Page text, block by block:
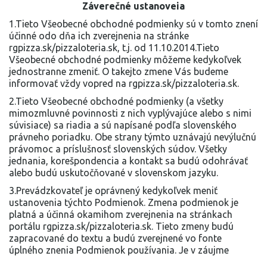
Záverečné ustanoveia
1.Tieto Všeobecné obchodné podmienky sú v tomto znení
účinné odo dňa ich zverejnenia na stránke
rgpizza.sk/pizzaloteria.sk, t.j. od 11.10.2014.Tieto
Všeobecné obchodné podmienky môžeme kedykoľvek
jednostranne zmeniť. O takejto zmene Vás budeme
informovať vždy vopred na rgpizza.sk/pizzaloteria.sk.
2.Tieto Všeobecné obchodné podmienky (a všetky
mimozmluvné povinnosti z nich vyplývajúce alebo s nimi
súvisiace) sa riadia a sú napísané podľa slovenského
právneho poriadku. Obe strany týmto uznávajú nevýlučnú
právomoc a príslušnosť slovenských súdov. Všetky
jednania, korešpondencia a kontakt sa budú odohrávať
alebo budú uskutočňované v slovenskom jazyku.
3.Prevádzkovateľ je oprávnený kedykoľvek meniť
ustanovenia týchto Podmienok. Zmena podmienok je
platná a účinná okamihom zverejnenia na stránkach
portálu rgpizza.sk/pizzaloteria.sk. Tieto zmeny budú
zapracované do textu a budú zverejnené vo fonte
úplného znenia Podmienok používania. Je v záujme